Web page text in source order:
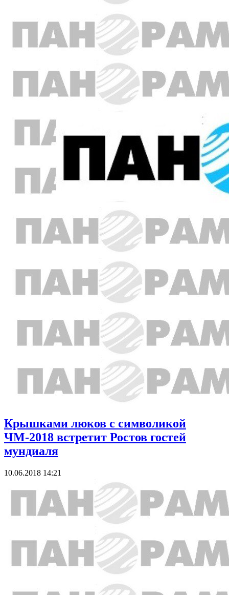
Крышками люков с символикой
ЧМ-2018 встретит Ростов гостей
мундиаля
10.06.2018 14:21